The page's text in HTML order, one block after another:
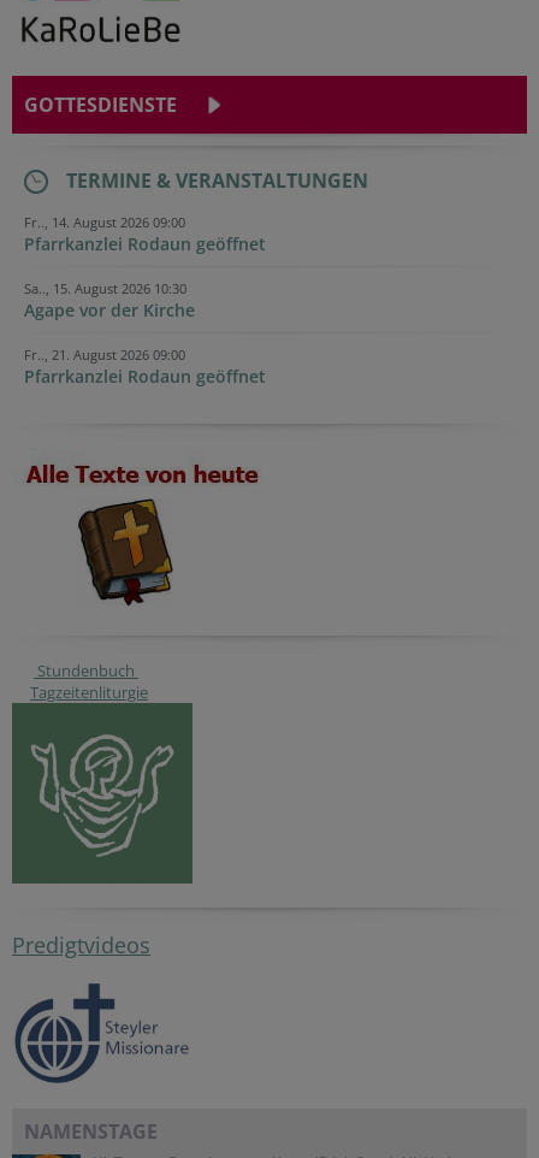
GOTTESDIENSTE
TERMINE & VERANSTALTUNGEN
Fr.., 14. August 2026 09:00
Pfarrkanzlei Rodaun geöffnet
Sa.., 15. August 2026 10:30
Agape vor der Kirche
Fr.., 21. August 2026 09:00
Pfarrkanzlei Rodaun geöffnet
Stundenbuch
Tagzeitenliturgie
Predigtvideos
NAMENSTAGE